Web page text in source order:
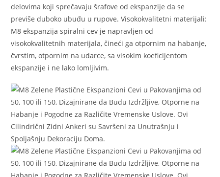
delovima koji sprečavaju šrafove od ekspanzije da se
previše duboko ubuđu u rupove. Visokokvalitetni materijali:
M8 ekspanzija spiralni cev je napravljen od
visokokvalitetnih materijala, čineći ga otpornim na habanje,
čvrstim, otpornim na udarce, sa visokim koeficijentom
ekspanzije i ne lako lomljivim.